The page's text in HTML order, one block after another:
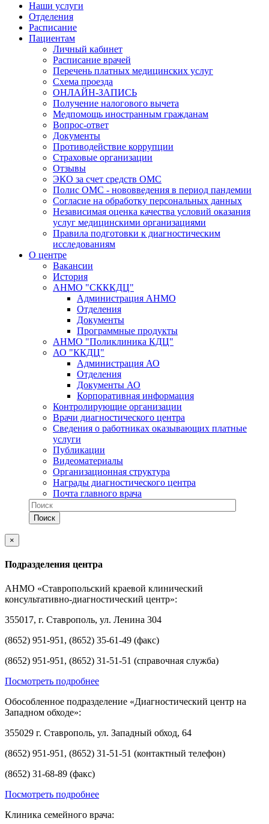
Наши услуги
Отделения
Расписание
Пациентам
Личный кабинет
Расписание врачей
Перечень платных медицинских услуг
Схема проезда
ОНЛАЙН-ЗАПИСЬ
Получение налогового вычета
Медпомощь иностранным гражданам
Вопрос-ответ
Документы
Противодействие коррупции
Страховые организации
Отзывы
ЭКО за счет средств ОМС
Полис ОМС - нововведения в период пандемии
Согласие на обработку персональных данных
Независимая оценка качества условий оказания
услуг медицинскими организациями
Правила подготовки к диагностическим
исследованиям
О центре
Вакансии
История
АНМО "СКККДЦ"
Администрация АНМО
Отделения
Документы
Программные продукты
АНМО "Поликлиника КДЦ"
АО "ККДЦ"
Администрация АО
Отделения
Документы АО
Корпоративная информация
Контролирующие организации
Врачи диагностического центра
Сведения о работниках оказывающих платные
услуги
Публикации
Видеоматериалы
Организационная структура
Награды диагностического центра
Почта главного врача
×
Подразделения центра
АНМО «Ставропольский краевой клинический
консультативно-диагностический центр»:
355017, г. Ставрополь, ул. Ленина 304
(8652) 951-951, (8652) 35-61-49 (факс)
(8652) 951-951, (8652) 31-51-51 (справочная служба)
Посмотреть подробнее
Обособленное подразделение «Диагностический центр на
Западном обходе»:
355029 г. Ставрополь, ул. Западный обход, 64
(8652) 951-951, (8652) 31-51-51 (контактный телефон)
(8652) 31-68-89 (факс)
Посмотреть подробнее
Клиника семейного врача: